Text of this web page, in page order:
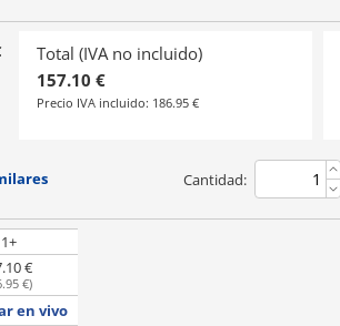
Total (IVA no incluido)
157.10 €
Precio IVA incluido: 186.95 €
Cantidad:
€
€)
en vivo